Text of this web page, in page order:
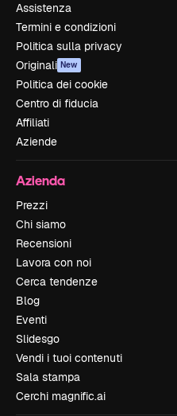
Assistenza
Termini e condizioni
Politica sulla privacy
Originali New
Politica dei cookie
Centro di fiducia
Affiliati
Aziende
Azienda
Prezzi
Chi siamo
Recensioni
Lavora con noi
Cerca tendenze
Blog
Eventi
Slidesgo
Vendi i tuoi contenuti
Sala stampa
Cerchi magnific.ai